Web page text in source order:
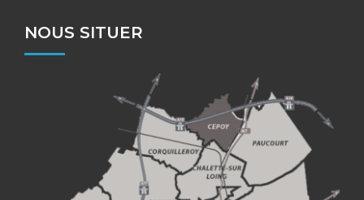
NOUS SITUER